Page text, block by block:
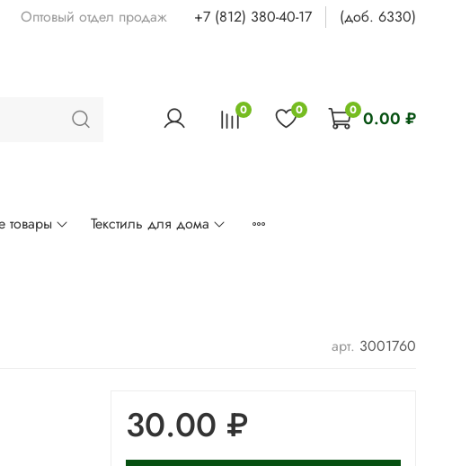
Оптовый отдел продаж +7 (812) 380-40-17 (доб. 6330)
0 0 0 0.00 ₽
товары Текстиль для дома
арт. 3001760
30.00 ₽